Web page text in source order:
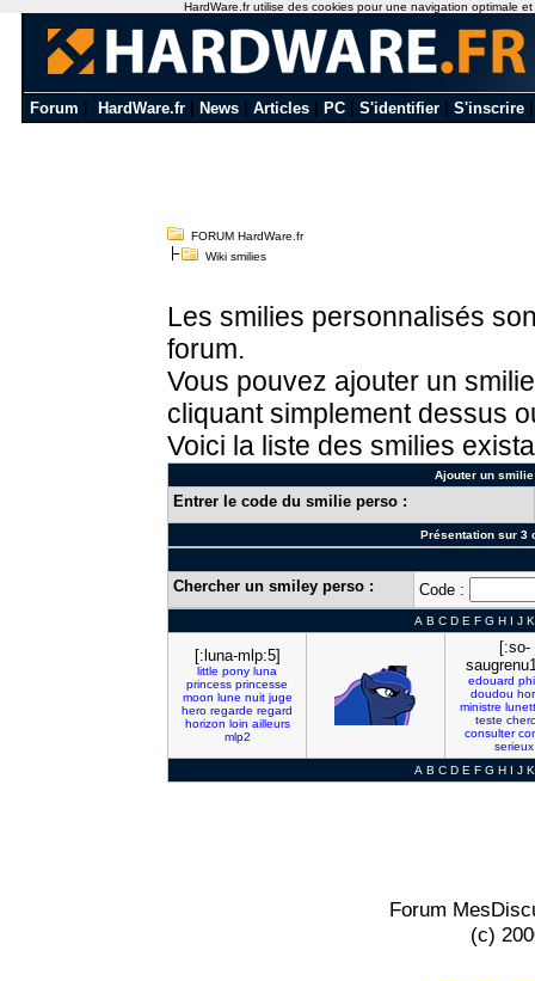
Forum HardWare.fr News Articles PC S'identifier S'inscrire
FORUM HardWare.fr
Wiki smilies
Les smilies personnalisés
forum.
Vous pouvez ajouter un
cliquant simplement dessus
Voici la liste des smilies
Ajouter un
Entrer le code du smilie perso :
Présentation sur 3
Chercher un smiley perso : Code :
A B C D E F G H I J K
[:luna-mlp:5]
little pony luna
princess princesse
moon lune nuit juge
hero regarde regard
horizon loin ailleurs
mlp2
[:so-
edouard
doudou
ministre
teste
consulter
serieux
A B C D E F G H I J K
Forum
(c)
HardWare.fr utilise des cookies pour une navigation optimale